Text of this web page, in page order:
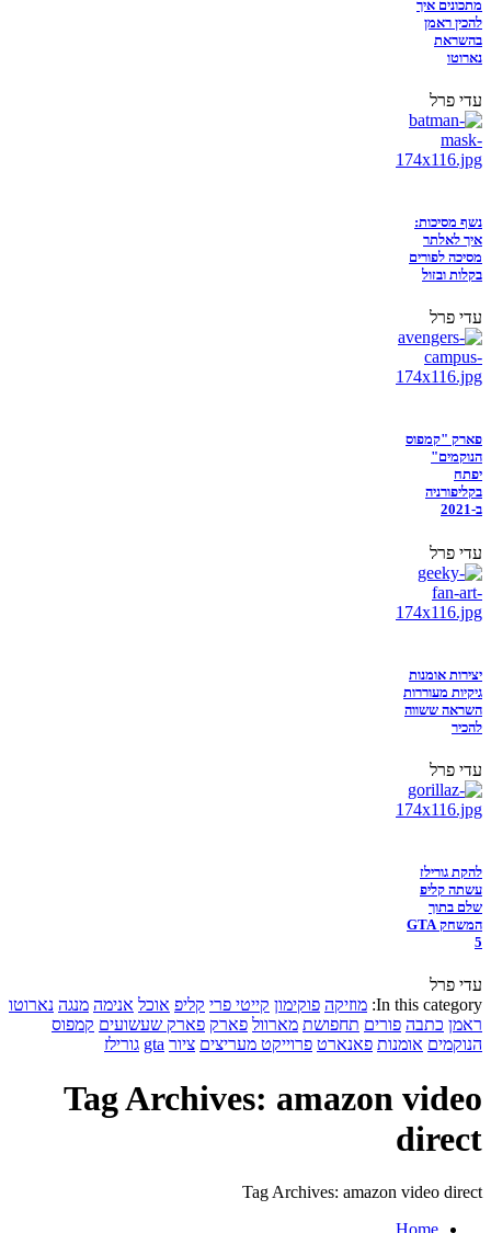
מתכונים איך
להכין ראמן
בהשראת
נארוטו
עדי פרל
נשף מסיכות:
איך לאלתר
מסיכה לפורים
בקלות ובזול
עדי פרל
פארק "קמפוס
הנוקמים"
יפתח
בקליפורניה
ב-2021
עדי פרל
יצירות אומנות
גיקיות מעוררות
השראה ששווה
להכיר
עדי פרל
להקת גורילז
עשתה קליפ
שלם בתוך
המשחק GTA
5
עדי פרל
In this category: מוזיקה פוקימון קייטי פרי קליפ אוכל אנימה מנגה נארוטו
ראמן כתבה פורים תחפושת מארוול פארק פארק שעשועים קמפוס
הנוקמים אומנות פאנארט פרוייקט מעריצים ציור gta גורילז
Tag Archives: amazon video
direct
Tag Archives: amazon video direct